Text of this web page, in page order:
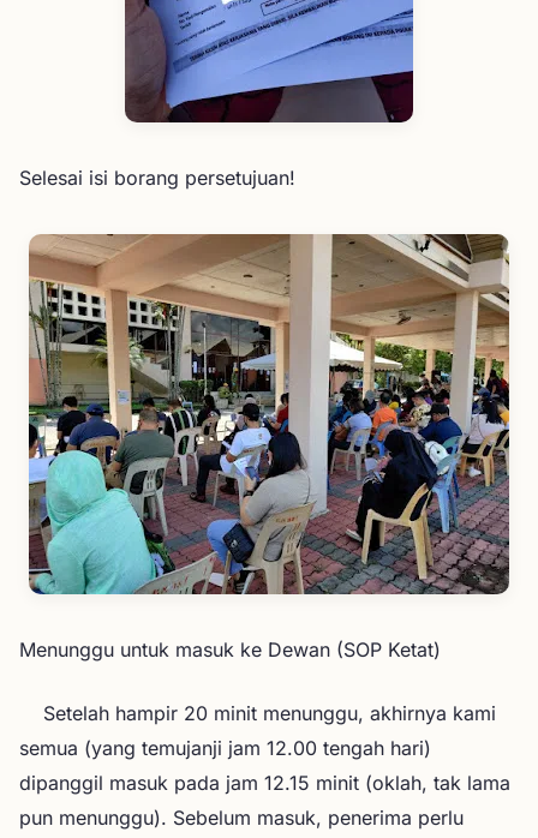
Selesai isi borang persetujuan!
Menunggu untuk masuk ke Dewan (SOP Ketat)
Setelah hampir 20 minit menunggu, akhirnya kami
semua (yang temujanji jam 12.00 tengah hari)
dipanggil masuk pada jam 12.15 minit (oklah, tak lama
pun menunggu). Sebelum masuk, penerima perlu